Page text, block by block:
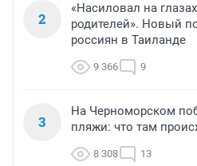
2
«Насиловал на
родителей». Новый
россиян в Таиланде
9 366 9
3
На Черноморском
пляжи: что там
8 308 13